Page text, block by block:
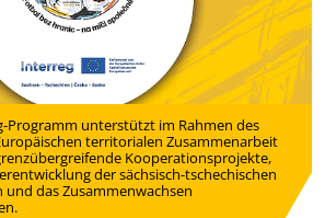
Programm unterstützt im Rahmen des
territorialen Zusammenarbeit
Kooperationsprojekte,
der sächsisch-tschechischen
und das Zusammenwachsen